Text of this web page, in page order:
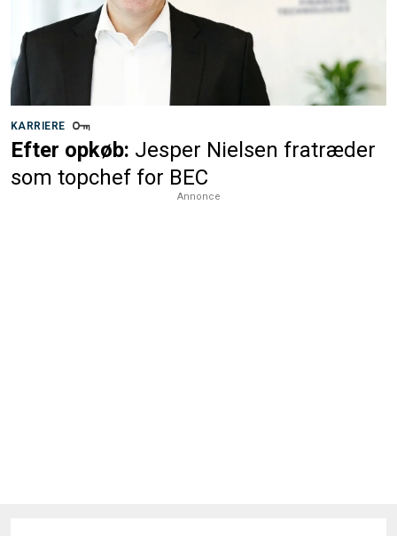
KARRIERE
Efter opkøb: Jesper Nielsen fratræder
som topchef for BEC
Annonce